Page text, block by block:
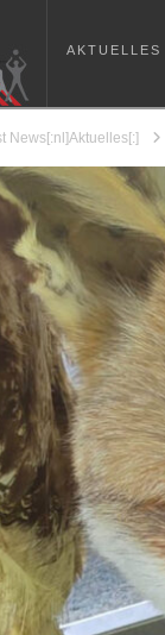
AKTUELLES
News[:nl]Aktuelles[:]